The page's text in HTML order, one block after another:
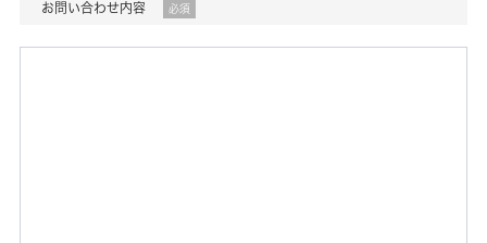
お問い合わせ内容 必須